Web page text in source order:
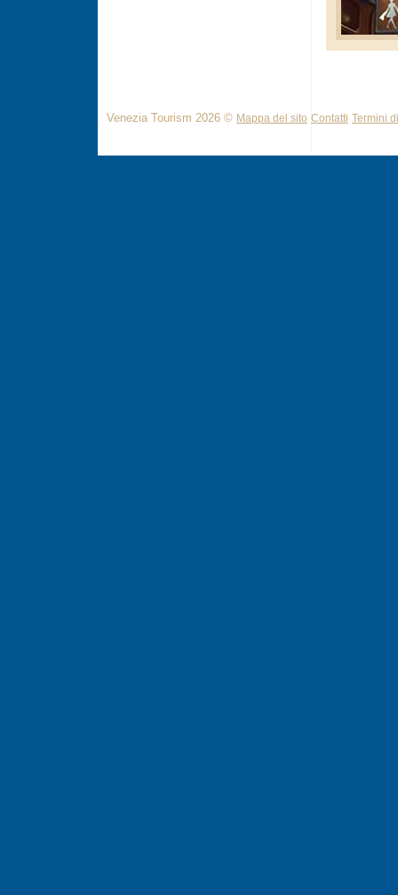
Venezia Tourism 2026 © Mappa del sito Contatti Termini